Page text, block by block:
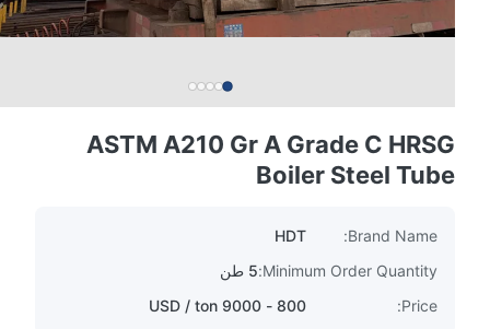
ASTM A210 Gr A Grade C HRSG
Boiler Steel Tube
Brand Name:
Minimum Order Quantity: 5 طن
Price: